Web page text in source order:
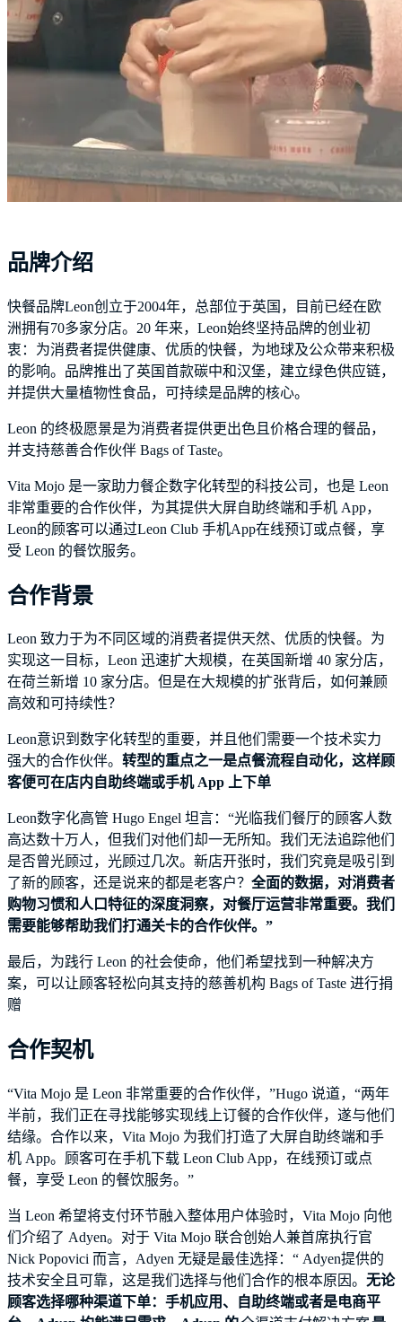
品牌介绍
快餐品牌Leon创立于2004年，总部位于英国，目前已经在欧
洲拥有70多家分店。20 年来，Leon始终坚持品牌的创业初
衷：为消费者提供健康、优质的快餐，为地球及公众带来积极
的影响。品牌推出了英国首款碳中和汉堡，建立绿色供应链，
并提供大量植物性食品，可持续是品牌的核心。
Leon 的终极愿景是为消费者提供更出色且价格合理的餐品，
并支持慈善合作伙伴 Bags of Taste。
Vita Mojo 是一家助力餐企数字化转型的科技公司，也是 Leon
非常重要的合作伙伴，为其提供大屏自助终端和手机 App，
Leon的顾客可以通过Leon Club 手机App在线预订或点餐，享
受 Leon 的餐饮服务。
合作背景
Leon 致力于为不同区域的消费者提供天然、优质的快餐。为
实现这一目标，Leon 迅速扩大规模，在英国新增 40 家分店，
在荷兰新增 10 家分店。但是在大规模的扩张背后，如何兼顾
高效和可持续性？
Leon意识到数字化转型的重要，并且他们需要一个技术实力
强大的合作伙伴。 转型的重点之一是点餐流程自动化，这样顾
客便可在店内自助终端或手机 App 上下单
Leon数字化高管 Hugo Engel 坦言：“光临我们餐厅的顾客人数
高达数十万人，但我们对他们却一无所知。我们无法追踪他们
是否曾光顾过，光顾过几次。新店开张时，我们究竟是吸引到
了新的顾客，还是说来的都是老客户？ 全面的数据，对消费者
购物习惯和人口特征的深度洞察，对餐厅运营非常重要。我们
需要能够帮助我们打通关卡的合作伙伴。”
最后，为践行 Leon 的社会使命，他们希望找到一种解决方
案，可以让顾客轻松向其支持的慈善机构 Bags of Taste 进行捐
赠
合作契机
“Vita Mojo 是 Leon 非常重要的合作伙伴，”Hugo 说道，“两年
半前，我们正在寻找能够实现线上订餐的合作伙伴，遂与他们
结缘。合作以来，Vita Mojo 为我们打造了大屏自助终端和手
机 App。顾客可在手机下载 Leon Club App，在线预订或点
餐，享受 Leon 的餐饮服务。”
当 Leon 希望将支付环节融入整体用户体验时，Vita Mojo 向他
们介绍了 Adyen。对于 Vita Mojo 联合创始人兼首席执行官
Nick Popovici 而言，Adyen 无疑是最佳选择：“ Adyen提供的
技术安全且可靠，这是我们选择与他们合作的根本原因。 无论
顾客选择哪种渠道下单：手机应用、自助终端或者是电商平